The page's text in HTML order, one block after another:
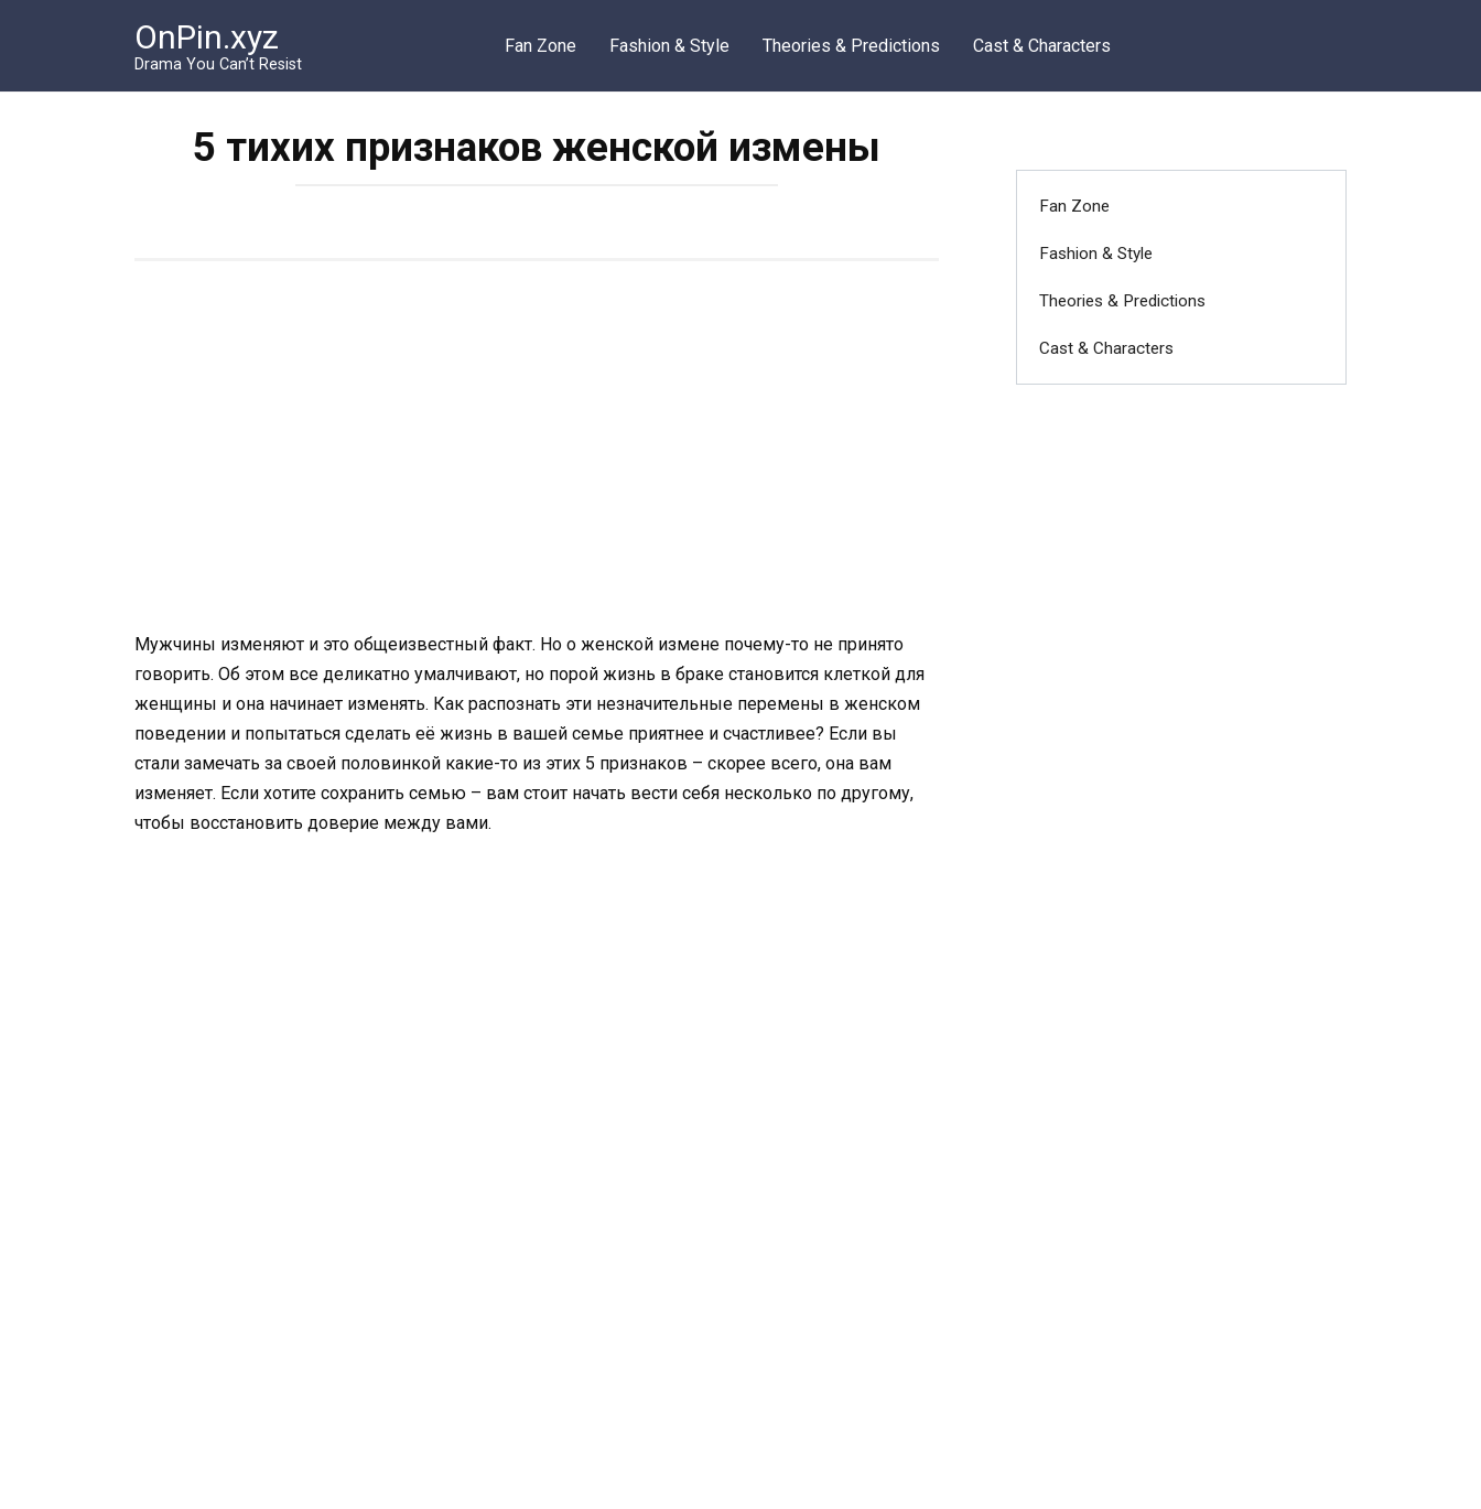
OnPin.xyz
Drama You Can’t Resist
Fan Zone Fashion & Style Theories & Predictions Cast & Characters
5 тихих признаков женской измены
Мужчины изменяют и это общеизвестный факт. Но о женской измене почему-то не принято
говорить. Об этом все деликатно умалчивают, но порой жизнь в браке становится клеткой для
женщины и она начинает изменять. Как распознать эти незначительные перемены в женском
поведении и попытаться сделать её жизнь в вашей семье приятнее и счастливее? Если вы
стали замечать за своей половинкой какие-то из этих 5 признаков – скорее всего, она вам
изменяет. Если хотите сохранить семью – вам стоит начать вести себя несколько по другому,
чтобы восстановить доверие между вами.
Fan Zone
Fashion & Style
Theories & Predictions
Cast & Characters